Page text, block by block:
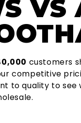
VS
customers
competitive
to quality to see